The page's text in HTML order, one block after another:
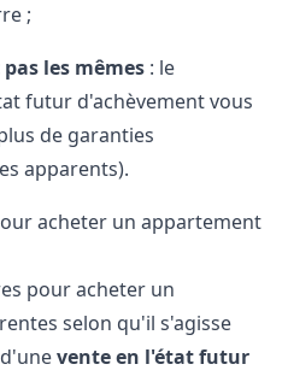
;
les mêmes : le
futur d'achèvement vous
de garanties
apparents).
acheter un appartement
pouracheter un
selon qu'il s'agisse
vente en l'état futur